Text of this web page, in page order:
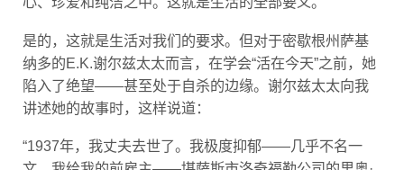
纳多的E.K.谢尔兹太太而言，在学会“活在今天”之前，她
陷入了绝望——甚至处于自杀的边缘。谢尔兹太太向我
讲述她的故事时，这样说道：
文。我给我的前雇主——堪萨斯市洛奇福勒公司的里奥·